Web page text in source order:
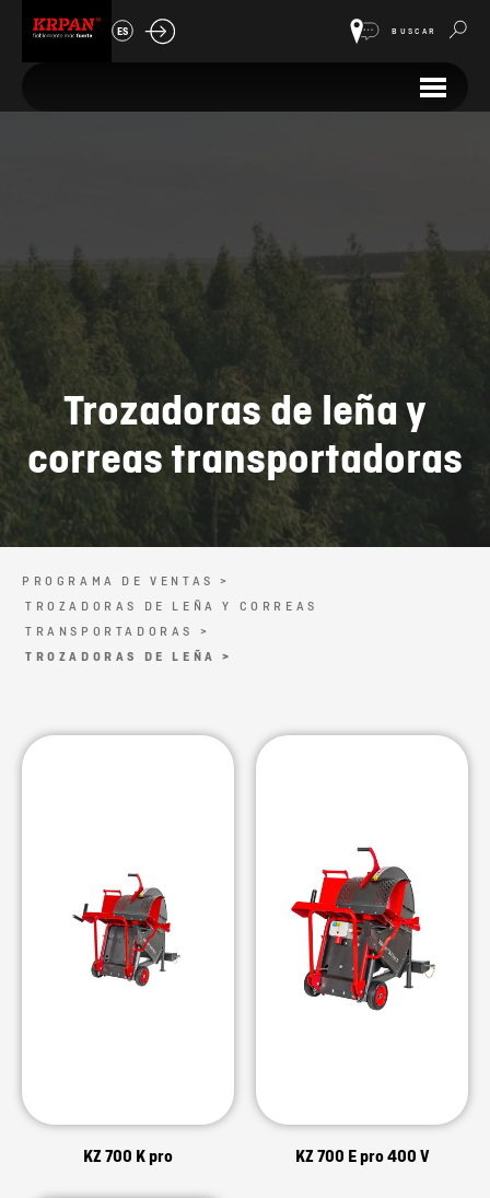
ES BUSCAR
Trozadoras de leña y
correas transportadoras
PROGRAMA DE VENTAS >
TROZADORAS DE LEÑA Y CORREAS
TRANSPORTADORAS >
TROZADORAS DE LEÑA >
KZ 700 K pro KZ 700 E pro 400 V